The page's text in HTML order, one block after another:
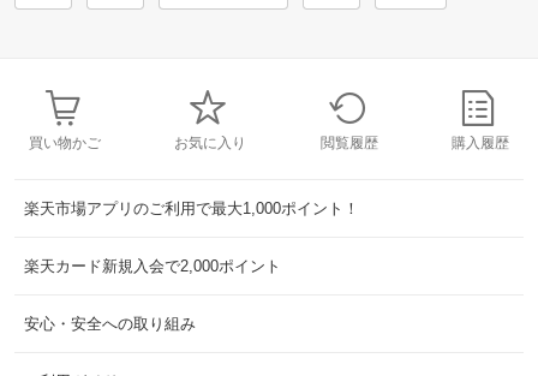
買い物かご お気に入り 閲覧履歴 購入履歴
楽天市場アプリのご利用で最大1,000ポイント！
楽天カード新規入会で2,000ポイント
安心・安全への取り組み